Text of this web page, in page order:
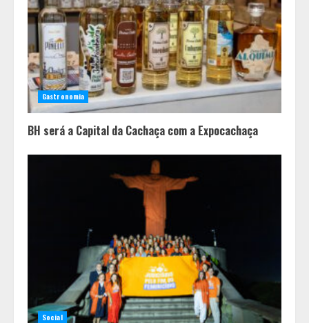
3
Mas nem sempre da mesma forma
Casa de apostas: por que a maioria
dos apostadores perde dinheiro?
Gastronomia
BH será a Capital da Cachaça com a Expocachaça
Social